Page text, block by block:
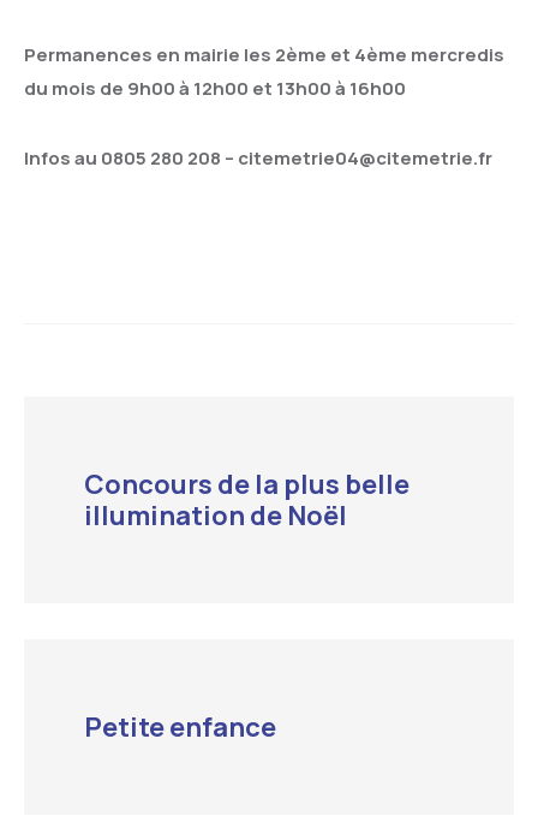
Permanences en mairie les 2ème et 4ème mercredis
du mois de 9h00 à 12h00 et 13h00 à 16h00
Infos au 0805 280 208 – citemetrie04@citemetrie.fr
Concours de la plus belle
illumination de Noël
Petite enfance